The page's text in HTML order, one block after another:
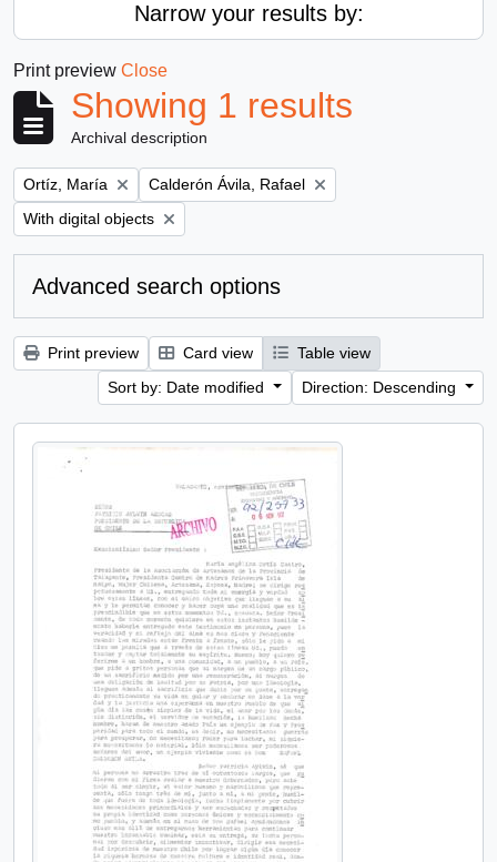
Narrow your results by:
Print preview Close
Showing 1 results
Archival description
Remove filter:
Ortíz, María Remove filter:
Calderón Ávila, Rafael
Remove filter:
With digital objects
Advanced search options
Print preview Card view
Table view
Sort by: Date modified
Direction: Descending